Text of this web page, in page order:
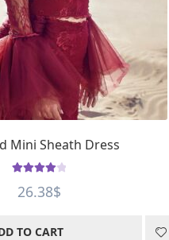
Mini Sheath Dress
out of 5
26.38$
TO CART